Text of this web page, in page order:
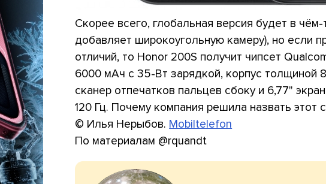
Скорее всего, глобальная версия будет в
добавляет широкоугольную камеру), но если
отличий, то Honor 200S получит чипсет
6000 мАч с 35-Вт зарядкой, корпус толщиной
сканер отпечатков пальцев сбоку и 6,77"
120 Гц. Почему компания решила назвать
© Илья Нерыбов. Mobiltelefon
По материалам @rquandt